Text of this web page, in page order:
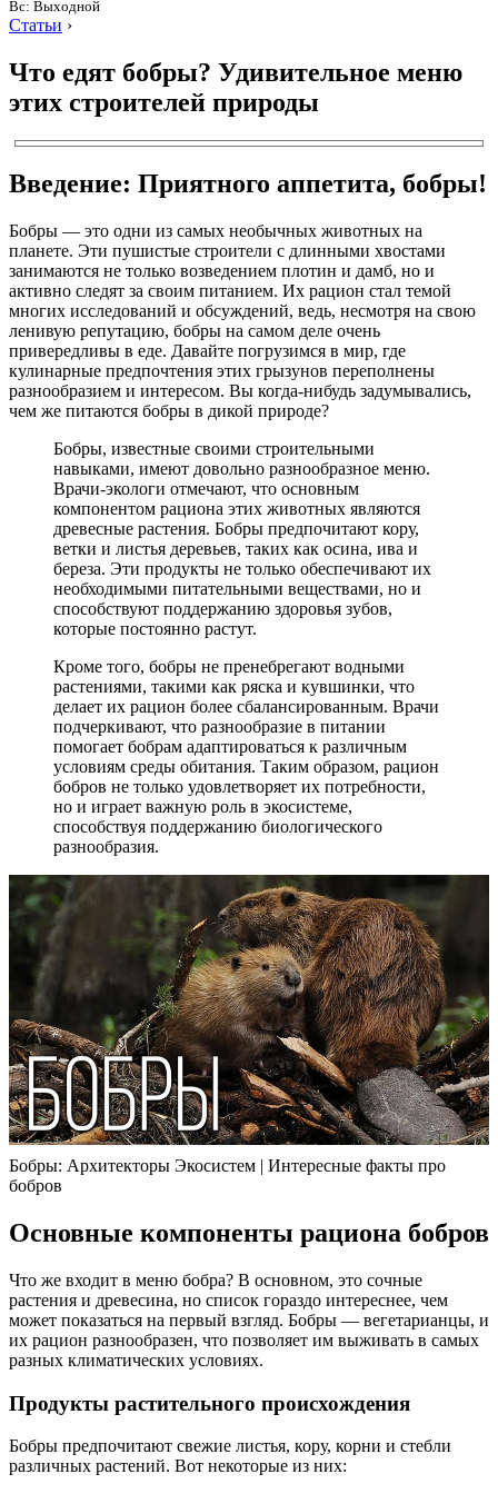
Вс: Выходной
Статьи ›
Что едят бобры? Удивительное меню
этих строителей природы
Введение: Приятного аппетита, бобры!
Бобры — это одни из самых необычных животных на
планете. Эти пушистые строители с длинными хвостами
занимаются не только возведением плотин и дамб, но и
активно следят за своим питанием. Их рацион стал темой
многих исследований и обсуждений, ведь, несмотря на свою
ленивую репутацию, бобры на самом деле очень
привередливы в еде. Давайте погрузимся в мир, где
кулинарные предпочтения этих грызунов переполнены
разнообразием и интересом. Вы когда-нибудь задумывались,
чем же питаются бобры в дикой природе?
Бобры, известные своими строительными
навыками, имеют довольно разнообразное меню.
Врачи-экологи отмечают, что основным
компонентом рациона этих животных являются
древесные растения. Бобры предпочитают кору,
ветки и листья деревьев, таких как осина, ива и
береза. Эти продукты не только обеспечивают их
необходимыми питательными веществами, но и
способствуют поддержанию здоровья зубов,
которые постоянно растут.
Кроме того, бобры не пренебрегают водными
растениями, такими как ряска и кувшинки, что
делает их рацион более сбалансированным. Врачи
подчеркивают, что разнообразие в питании
помогает бобрам адаптироваться к различным
условиям среды обитания. Таким образом, рацион
бобров не только удовлетворяет их потребности,
но и играет важную роль в экосистеме,
способствуя поддержанию биологического
разнообразия.
Бобры: Архитекторы Экосистем | Интересные факты про
бобров
Основные компоненты рациона бобров
Что же входит в меню бобра? В основном, это сочные
растения и древесина, но список гораздо интереснее, чем
может показаться на первый взгляд. Бобры — вегетарианцы, и
их рацион разнообразен, что позволяет им выживать в самых
разных климатических условиях.
Продукты растительного происхождения
Бобры предпочитают свежие листья, кору, корни и стебли
различных растений. Вот некоторые из них: